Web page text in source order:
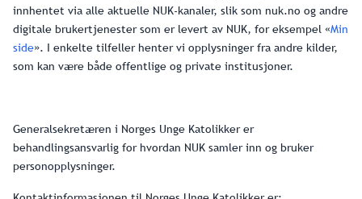
innhentet via alle aktuelle NUK-kanaler, slik som nuk.no og andre
digitale brukertjenester som er levert av NUK, for eksempel «Min
side». I enkelte tilfeller henter vi opplysninger fra andre kilder,
som kan være både offentlige og private institusjoner.
Generalsekretæren i Norges Unge Katolikker er
behandlingsansvarlig for hvordan NUK samler inn og bruker
personopplysninger.